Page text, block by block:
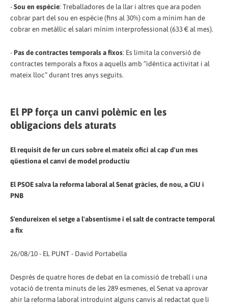
-Sou en espècie: Treballadores de la llar i altres que ara poden
cobrar part del sou en espècie (fins al 30%) com a mínim han de
cobrar en metàl·lic el salari mínim interprofessional (633 € al mes).
- Pas de contractes temporals a fixos: Es limita la conversió de
contractes temporals a fixos a aquells amb “idèntica activitat i al
mateix lloc” durant tres anys seguits.
El PP força un canvi polèmic en les
obligacions dels aturats
El requisit de fer un curs sobre el mateix ofici al cap d'un mes
qüestiona el canvi de model productiu
El PSOE salva la reforma laboral al Senat gràcies, de nou, a CiU i
PNB
S'endureixen el setge a l'absentisme i el salt de contracte temporal
a fix
26/08/10 - EL PUNT - David Portabella
Després de quatre hores de debat en la comissió de treball i una
votació de trenta minuts de les 289 esmenes, el Senat va aprovar
ahir la reforma laboral introduint alguns canvis al redactat que li